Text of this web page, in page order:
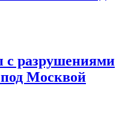
с разрушениями
Москвой